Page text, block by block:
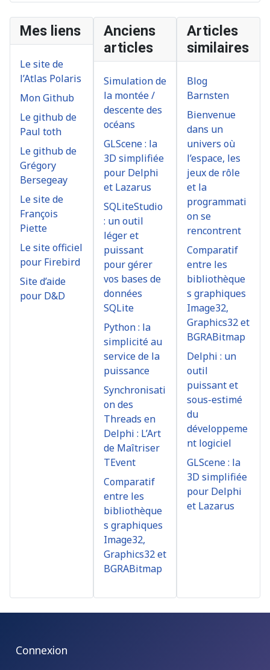
Mes liens
Le site de
l’Atlas Polaris
Mon Github
Le github de
Paul toth
Le github de
Grégory
Bersegeay
Le site de
François
Piette
Le site officiel
pour Firebird
Site d’aide
pour D&D
Anciens
articles
Simulation de
la montée /
descente des
océans
GLScene : la
3D simplifiée
pour Delphi
et Lazarus
SQLiteStudio
: un outil
léger et
puissant
pour gérer
vos bases de
données
SQLite
Python : la
simplicité au
service de la
puissance
Synchronisati
on des
Threads en
Delphi : L’Art
de Maîtriser
TEvent
Comparatif
entre les
bibliothèque
s graphiques
Image32,
Graphics32 et
BGRABitmap
Articles
similaires
Blog
Barnsten
Bienvenue
dans un
univers où
l’espace, les
jeux de rôle
et la
programmati
on se
rencontrent
Comparatif
entre les
bibliothèque
s graphiques
Image32,
Graphics32 et
BGRABitmap
Delphi : un
outil
puissant et
sous-estimé
du
développeme
nt logiciel
GLScene : la
3D simplifiée
pour Delphi
et Lazarus
Connexion